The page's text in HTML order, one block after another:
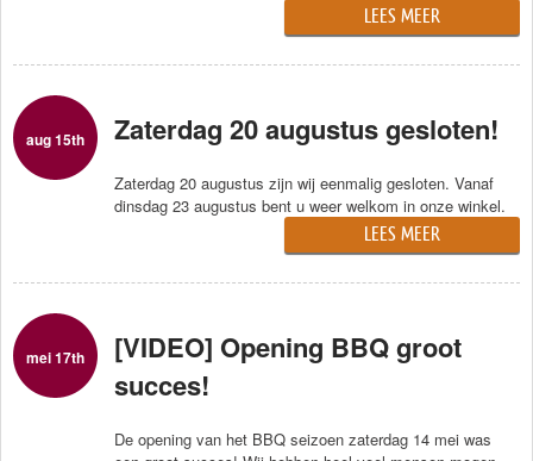
LEES MEER
aug 15th Zaterdag 20 augustus gesloten!
Zaterdag 20 augustus zijn wij eenmalig gesloten. Vanaf
dinsdag 23 augustus bent u weer welkom in onze winkel.
LEES MEER
mei 17th
[VIDEO] Opening BBQ groot
succes!
De opening van het BBQ seizoen zaterdag 14 mei was